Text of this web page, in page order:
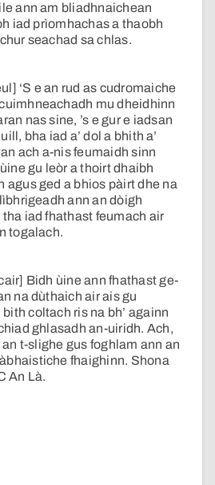
ann am bliadhnaichean
iad prìomhachas a thaobh
seachad sa chlas.
‘S e an rud as cudromaiche
mu dheidhinn
nas sine, ’s e gur e iadsan
bha iad a’ dol a bhith a’
ach a-nis feumaidh sinn
gu leòr a thoirt dhaibh
agus ged a bhios pàirt dhe na
ann an dòigh
iad fhathast feumach air
togalach.
Bidh ùine ann fhathast ge-
na dùthaich air ais gu
coltach ris na bh’ againn
ghlasadh an-uiridh. Ach,
t-slighe gus foghlam ann an
fhaighinn. Shona
An Là.